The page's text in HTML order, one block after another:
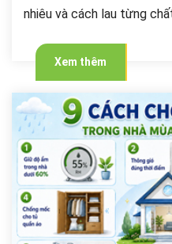
nhiêu và cách lau từng
Xem thêm